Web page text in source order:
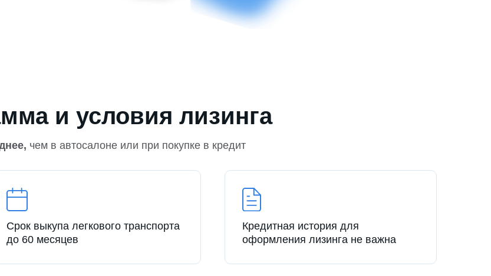
и условия лизинга
чем в автосалоне или при покупке в кредит
Срок выкупа легкового транспорта
до 60 месяцев
Кредитная история для
оформления лизинга не важна